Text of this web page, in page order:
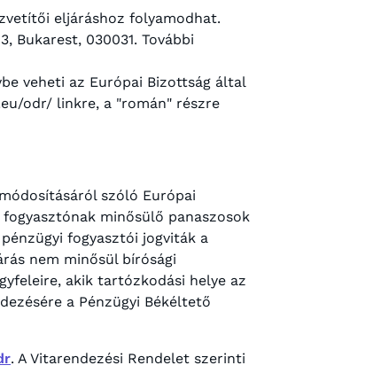
eljáráshoz folyamodhat.
Bukarest, 030031. További
veheti az Európai Bizottság által
odr/ linkre, a "román" részre
szóló Európai
minősülő panaszosok
fogyasztói jogviták a
nem minősül bírósági
akik tartózkodási helye az
a Pénzügyi Békéltető
. A Vitarendezési Rendelet szerinti